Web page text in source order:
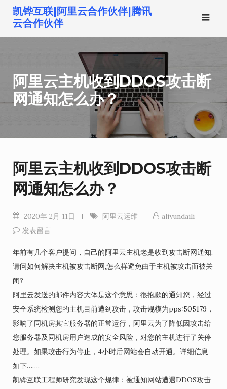
到
凯铧互联|阿里云合作伙伴|腾讯
云合作伙伴
阿里云主机收到DDOS攻击断
网通知怎么办？
阿里云主机收到DDOS攻击断
网通知怎么办？
2020年 2月 11日 阿里云运维
aliyundaili
发表留言
年前有几个客户提问，自己的阿里云主机老是收到攻击断网通知,
请问如何解决主机被攻击断网,怎么样避免由于主机被攻击而被关
闭?
阿里云发送的邮件内容大体是这个意思：很抱歉的通知您，经过
安全系统检测您的主机目前遭到攻击，攻击规模为pps:505179，
影响了同机房其它服务器的正常运行，阿里云为了降低因攻击给
您服务器及同机房用户造成的安全风险，对您的主机进行了关停
处理。如果攻击行为停止，4小时后网站会自动开通。详细信息
如下…….
凯铧互联工程师研究发现这个规律：被通知网站遭遇DDOS攻击